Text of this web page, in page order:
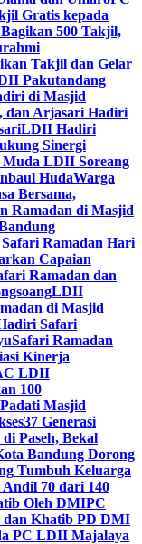
Gratis kepada
500 Takjil,
Takjil dan Gelar
Pakutandang
di Masjid
dan Arjasari Hadiri
LDII Hadiri
Sinergi
Muda LDII Soreang
HudaWarga
Bersama,
Ramadan di Masjid
Ramadan Hari
Capaian
Ramadan dan
LDII
di Masjid
Safari
Safari Ramadan
Kinerja
LDII
100
Masjid
37 Generasi
Paseh, Bekal
Bandung Dorong
Tumbuh Keluarga
70 dari 140
Oleh DMIPC
dan Khatib PD DMI
PC LDII Majalaya